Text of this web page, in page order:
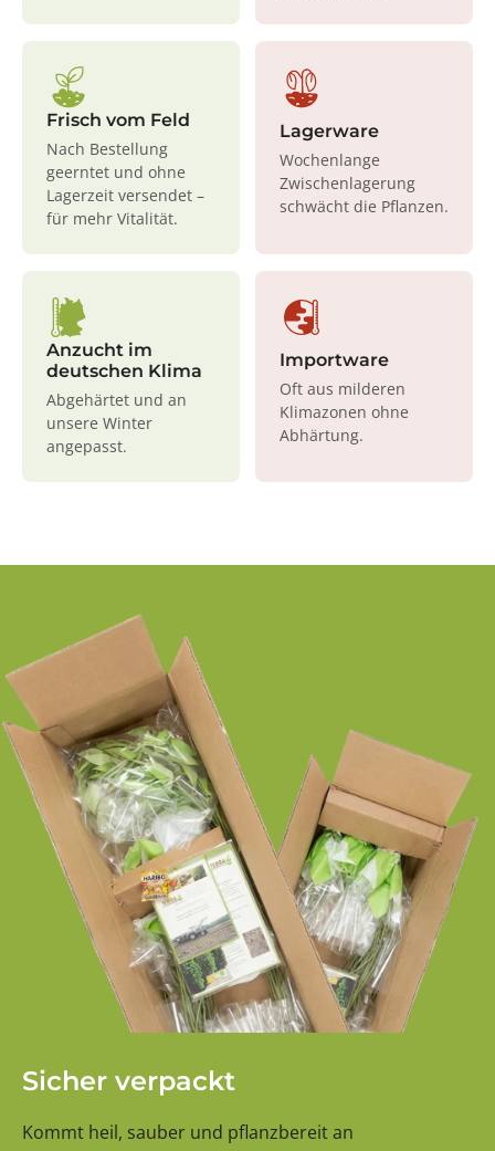
Frisch vom Feld
Nach Bestellung
geerntet und ohne
Lagerzeit versendet –
für mehr Vitalität.
Lagerware
Wochenlange
Zwischenlagerung
schwächt die Pflanzen.
Anzucht im
deutschen Klima
Abgehärtet und an
unsere Winter
angepasst.
Importware
Oft aus milderen
Klimazonen ohne
Abhärtung.
Sicher verpackt
Kommt heil, sauber und pflanzbereit an